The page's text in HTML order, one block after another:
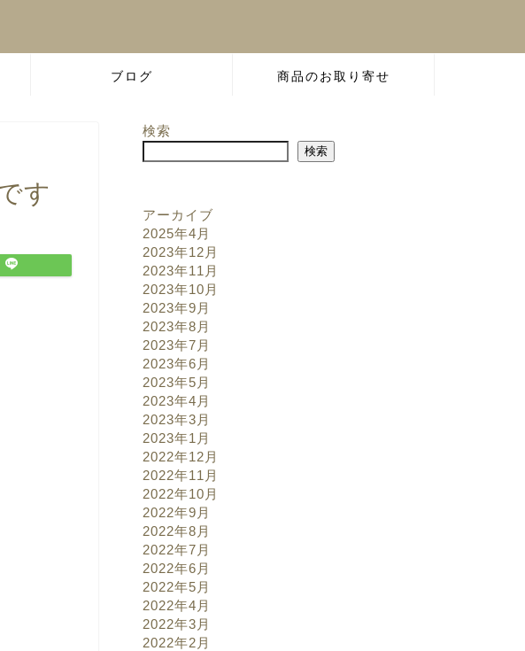
ブログ 商品のお取り寄せ
す
検索
検索
アーカイブ
2025年4月
2023年12月
2023年11月
2023年10月
2023年9月
2023年8月
2023年7月
2023年6月
2023年5月
2023年4月
2023年3月
2023年1月
2022年12月
2022年11月
2022年10月
2022年9月
2022年8月
2022年7月
2022年6月
2022年5月
2022年4月
2022年3月
2022年2月